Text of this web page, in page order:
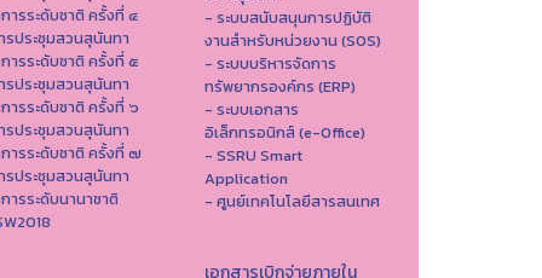
ารระดับชาติ ครั้งที่ ๔
รประชุมสวนสุนันทา
ารระดับชาติ ครั้งที่ ๕
รประชุมสวนสุนันทา
ารระดับชาติ ครั้งที่ ๖
รประชุมสวนสุนันทา
ารระดับชาติ ครั้งที่ ๗
รประชุมสวนสุนันทา
ารระดับนานาชาติ
- ระบบสนับสนุนการปฏิบัติ
งานสำหรับหน่วยงาน (SOS)
- ระบบบริหารจัดการ
ทรัพยากรองค์กร (ERP)
- ระบบเอกสาร
อิเล็กทรอนิกส์ (e-Office)
- SSRU Smart
Application
- ศูนย์เทคโนโลยีสารสนเทศ